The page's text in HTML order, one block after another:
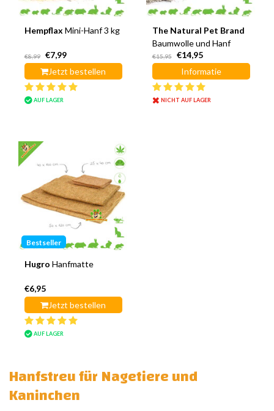
Hempflax Mini-Hanf 3 kg
€8,99
€7,99
Jetzt bestellen
AUF LAGER
The Natural Pet Brand
Baumwolle und Hanf
€15,95
€14,95
Informatie
NICHT AUF LAGER
Bestseller
Hugro Hanfmatte
€6,95
Jetzt bestellen
AUF LAGER
Hanfstreu für Nagetiere und
Kaninchen